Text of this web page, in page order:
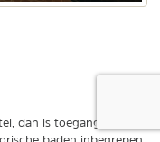
dan is toegang tot